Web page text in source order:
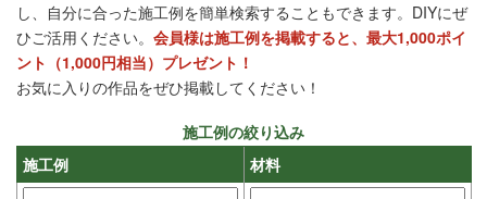
し、自分に合った施工例を簡単検索することもできます。DIYにぜ
ひご活用ください。 会員様は施工例を掲載すると、最大1,000ポイ
ント（1,000円相当）プレゼント！
お気に入りの作品をぜひ掲載してください！
施工例の絞り込み
施工例
材料